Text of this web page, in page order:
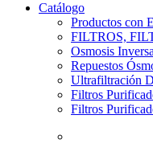
Catálogo
Productos con
FILTROS,
Osmosis
Repuestos
Ultrafiltración
Filtros
Filtros